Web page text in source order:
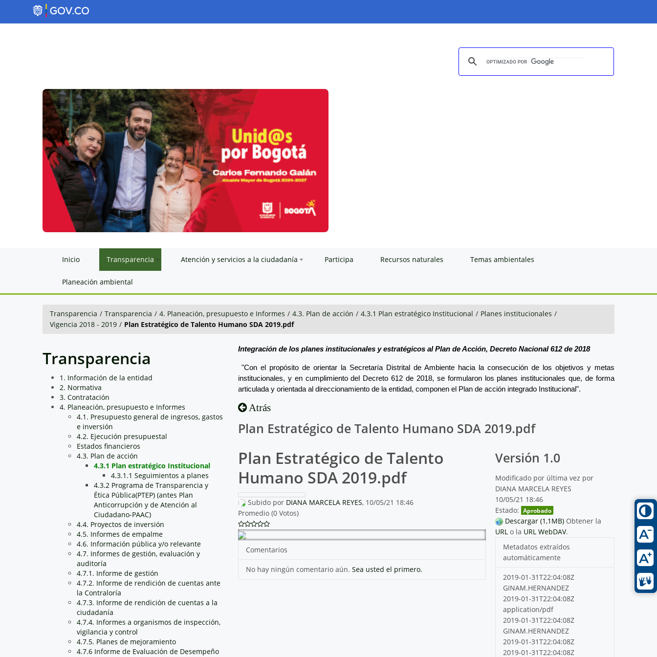
Inicio Transparencia Atención y servicios a la ciudadanía Participa Recursos naturales Temas ambientales
Planeación ambiental
Transparencia / Transparencia / 4. Planeación, presupuesto e Informes / 4.3. Plan de acción / 4.3.1 Plan estratégico Institucional / Planes institucionales /
Vigencia 2018 - 2019 / Plan Estratégico de Talento Humano SDA 2019.pdf
Transparencia
1. Información de la entidad
2. Normativa
3. Contratación
4. Planeación, presupuesto e Informes
4.1. Presupuesto general de ingresos, gastos
e inversión
4.2. Ejecución presupuestal
Estados financieros
4.3. Plan de acción
4.3.1 Plan estratégico Institucional
4.3.1.1 Seguimientos a planes
4.3.2 Programa de Transparencia y
Ética Pública(PTEP) (antes Plan
Anticorrupción y de Atención al
Ciudadano-PAAC)
4.4. Proyectos de inversión
4.5. Informes de empalme
4.6. Información pública y/o relevante
4.7. Informes de gestión, evaluación y
auditoría
4.7.1. Informe de gestión
4.7.2. Informe de rendición de cuentas ante
la Contraloría
4.7.3. Informe de rendición de cuentas a la
ciudadanía
4.7.4. Informes a organismos de inspección,
vigilancia y control
4.7.5. Planes de mejoramiento
4.7.6 Informe de Evaluación de Desempeño
Integración de los planes institucionales y estratégicos al Plan de Acción, Decreto Nacional 612 de 2018
"Con el propósito de orientar la Secretaría Distrital de Ambiente hacia la consecución de los objetivos y metas
institucionales, y en cumplimiento del Decreto 612 de 2018, se formularon los planes institucionales que, de forma
articulada y orientada al direccionamiento de la entidad, componen el Plan de acción integrado Institucional".
Atrás
Plan Estratégico de Talento Humano SDA 2019.pdf
Plan Estratégico de Talento
Humano SDA 2019.pdf
Subido por DIANA MARCELA REYES, 10/05/21 18:46
Promedio (0 Votos)
Comentarios
No hay ningún comentario aún. Sea usted el primero.
Versión 1.0
Modificado por última vez por
DIANA MARCELA REYES
10/05/21 18:46
Estado: Aprobado
Descargar (1,1MB) Obtener la
URL o la URL WebDAV.
Metadatos extraídos
automáticamente
2019-01-31T22:04:08Z
GINAM.HERNANDEZ
2019-01-31T22:04:08Z
application/pdf
2019-01-31T22:04:08Z
GINAM.HERNANDEZ
2019-01-31T22:04:08Z
2019-01-31T22:04:08Z